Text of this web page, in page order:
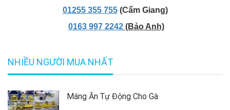
01255 355 755(Cẩm Giang)
0163 997 2242 (Bảo Anh)
NHIỀU NGƯỜI MUA NHẤT
Máng Ăn Tự Động Cho Gà